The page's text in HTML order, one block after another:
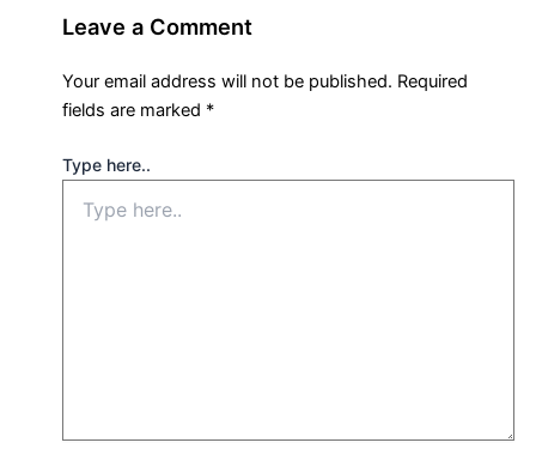
Leave a Comment
Your email address will not be published. Required
fields are marked *
Type here..